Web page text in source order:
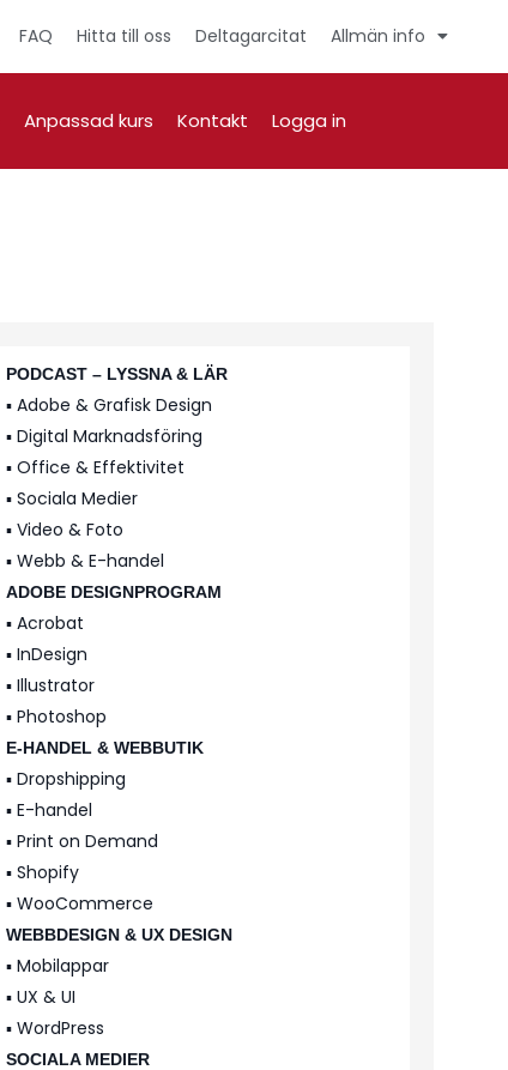
FAQ Hitta till oss Deltagarcitat Allmän info
Anpassad kurs Kontakt Logga in
PODCAST – LYSSNA & LÄR
▪️ Adobe & Grafisk Design
▪️ Digital Marknadsföring
▪️ Office & Effektivitet
▪️ Sociala Medier
▪️ Video & Foto
▪️ Webb & E-handel
ADOBE DESIGNPROGRAM
▪️ Acrobat
▪️ InDesign
▪️ Illustrator
▪️ Photoshop
E-HANDEL & WEBBUTIK
▪️ Dropshipping
▪️ E-handel
▪️ Print on Demand
▪️ Shopify
▪️ WooCommerce
WEBBDESIGN & UX DESIGN
▪️ Mobilappar
▪️ UX & UI
▪️ WordPress
SOCIALA MEDIER